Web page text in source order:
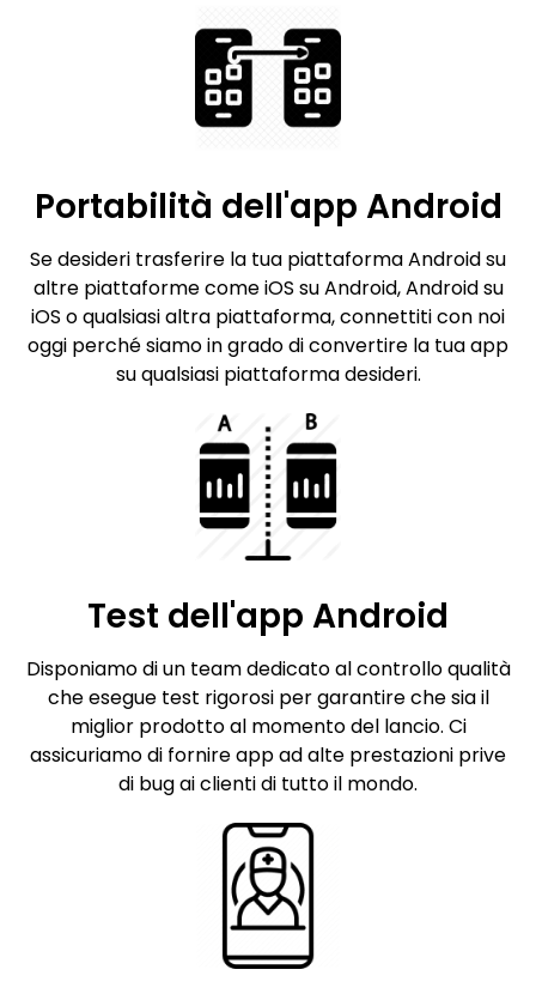
Portabilità dell'app Android
Se desideri trasferire la tua piattaforma Android su
altre piattaforme come iOS su Android, Android su
iOS o qualsiasi altra piattaforma, connettiti con noi
oggi perché siamo in grado di convertire la tua app
su qualsiasi piattaforma desideri.
Test dell'app Android
Disponiamo di un team dedicato al controllo qualità
che esegue test rigorosi per garantire che sia il
miglior prodotto al momento del lancio. Ci
assicuriamo di fornire app ad alte prestazioni prive
di bug ai clienti di tutto il mondo.